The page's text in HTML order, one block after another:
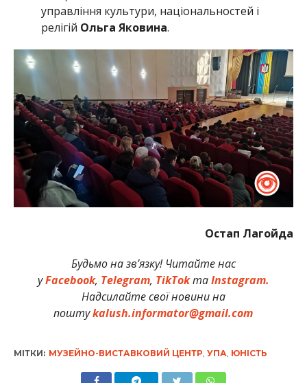
управління культури, національностей і
релігій Ольга Яковина.
Остап Лагойда
Будьмо на зв’язку! Читайте нас
уFacebook, Telegram, TikTokтаInstagram.
Надсилайте свої новини на
поштуkalush.informator@gmail.com
МІТКИ: МУЗЕЙНО-ВИСТАВКОВИЙ ЦЕНТР, УПА, ЮНІСТЬ